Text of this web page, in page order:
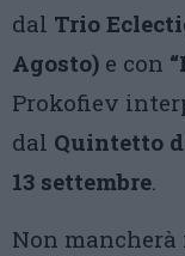
dal Trio
Agosto) e con
Prokofiev
dal Quintetto
13 settembre.
Non